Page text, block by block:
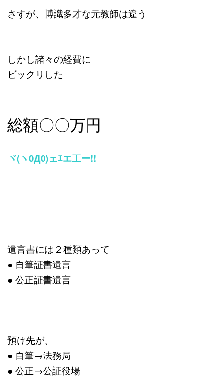
さすが、博識多才な元教師は違う
しかし諸々の経費に
ビックリした
総額〇〇万円
ヾ(ヽ0Д0)ェｴエ工ー!!
遺言書には２種類あって
● 自筆証書遺言
● 公正証書遺言
預け先が、
● 自筆→法務局
● 公正→公証役場